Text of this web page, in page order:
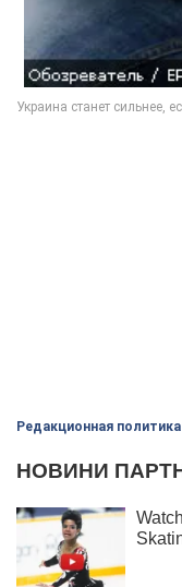
Редакционная политика